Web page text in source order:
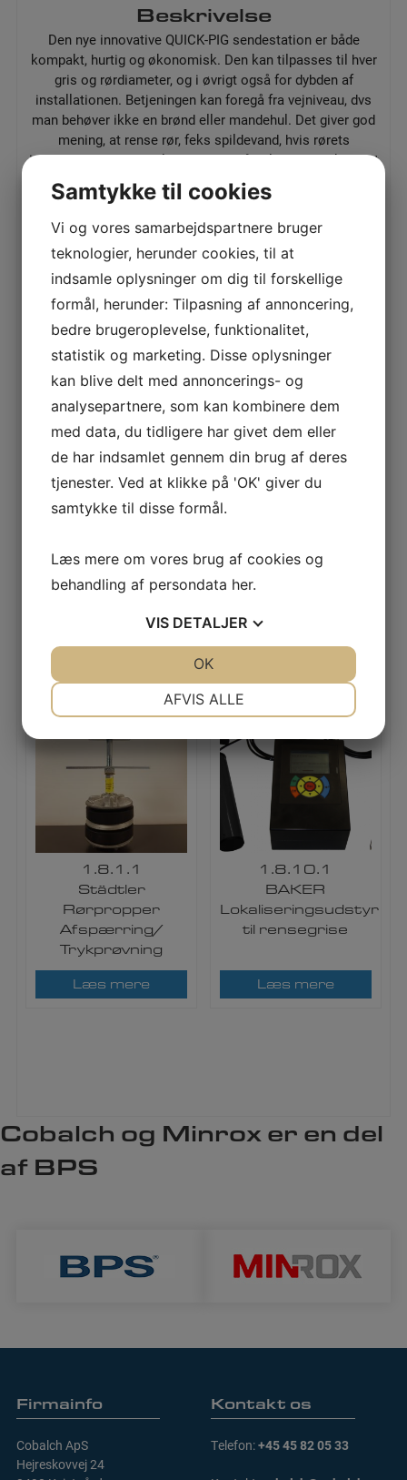
Beskrivelse
Den nye innovative QUICK-PIG sendestation er både
kompakt, hurtig og økonomisk. Den kan tilpasses til hver
gris og rørdiameter, og i øvrigt også for dybden af
installationen. Betjeningen kan foregå fra vejniveau, dvs
man behøver ikke en brønd eller mandehul. Det giver god
mening, at rense rør, feks spildevand, hvis rørets
indvendige diameter bliver mindre på belægninger, kan det
være at man skal skrue op for trykket på pumpen, og
derved øges omkostningerne på strøm, men husker man
at holde røret rent, kan man igen skrue ned for trykket og
sparer på elregningen.
Du kunne også være interesseret i...
1.8.9.1
specielle​
Læs mere
Rensegrise
Læs mere
1.8.1.1
Städtler
Rørpropper
Afspærring/
Trykprøvning
Læs mere
1.8.10.1
BAKER
Lokaliseringsudstyr
til rensegrise​
Læs mere
Firmainfo
Cobalch ApS
Hejreskovvej 24
Kontakt os
Telefon:+45 45 82 05 33
Samtykke til cookies
Vi og vores samarbejdspartnere bruger
teknologier, herunder cookies, til at
indsamle oplysninger om dig til forskellige
formål, herunder: Tilpasning af annoncering,
bedre brugeroplevelse, funktionalitet,
statistik og marketing. Disse oplysninger
kan blive delt med annoncerings- og
analysepartnere, som kan kombinere dem
med data, du tidligere har givet dem eller
de har indsamlet gennem din brug af deres
tjenester. Ved at klikke på 'OK' giver du
samtykke til disse formål.
Læs mere om vores brug af cookies og
behandling af persondata her.
VIS DETALJER
MARKETING STATISTIK
AFVIS ALLE
OK